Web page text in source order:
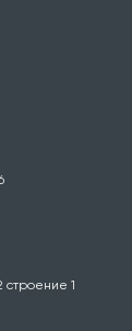
строение 1